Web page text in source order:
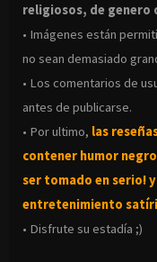
religiosos, de genero
• Imágenes están
no sean demasiado
• Los comentarios de
antes de publicarse.
• Por ultimo, las
contener humor
ser tomado en serio!
entretenimiento
• Disfrute su estadía ;)